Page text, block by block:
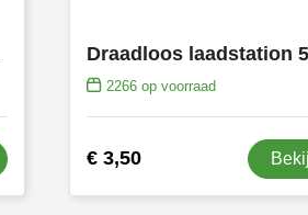
Draadloos laadstation
2266 op voorraad
€ 3,50